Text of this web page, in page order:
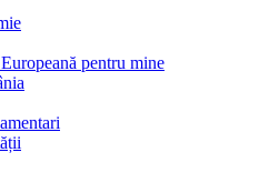
pentru mine